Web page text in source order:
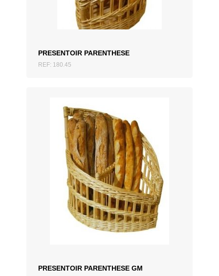
PRESENTOIR PARENTHESE
REF: 180.45
PRESENTOIR PARENTHESE GM
AJOUTER AU DEVIS